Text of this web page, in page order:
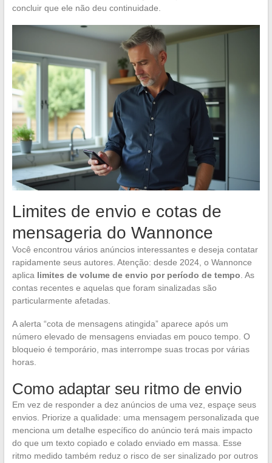
concluir que ele não deu continuidade.
Limites de envio e cotas de
mensageria do Wannonce
Você encontrou vários anúncios interessantes e deseja contatar
rapidamente seus autores. Atenção: desde 2024, o Wannonce
aplica limites de volume de envio por período de tempo . As
contas recentes e aquelas que foram sinalizadas são
particularmente afetadas.
A alerta “cota de mensagens atingida” aparece após um
número elevado de mensagens enviadas em pouco tempo. O
bloqueio é temporário, mas interrompe suas trocas por várias
horas.
Como adaptar seu ritmo de envio
Em vez de responder a dez anúncios de uma vez, espaçe seus
envios. Priorize a qualidade: uma mensagem personalizada que
menciona um detalhe específico do anúncio terá mais impacto
do que um texto copiado e colado enviado em massa. Esse
ritmo medido também reduz o risco de ser sinalizado por outros